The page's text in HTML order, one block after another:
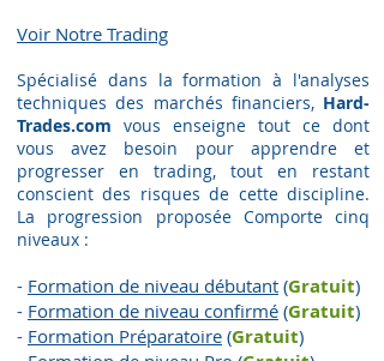
Voir Notre Trading​
Spécialisé dans la formation à l'analyses
techniques des marchés financiers, Hard-
Trades.com vous enseigne tout ce dont
vous avez besoin pour apprendre et
progresser en trading, tout en restant
conscient des risques de cette discipline.
La progression proposée Comporte cinq
niveaux :
- Formation de niveau débutant (Gratuit)
- Formation de niveau confirmé (Gratuit)
- Formation Préparatoire (Gratuit)